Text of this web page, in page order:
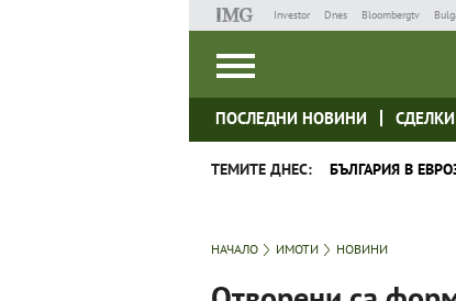
Investor Dnes Bloombergtv
ПОСЛЕДНИ НОВИНИ СДЕЛКИ
ТЕМИТЕ ДНЕС: БЪЛГАРИЯ В
НАЧАЛО ИМОТИ НОВИНИ